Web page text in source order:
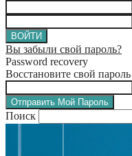
Вы забыли свой пароль?
Password recovery
Восстановите свой пароль
Поиск